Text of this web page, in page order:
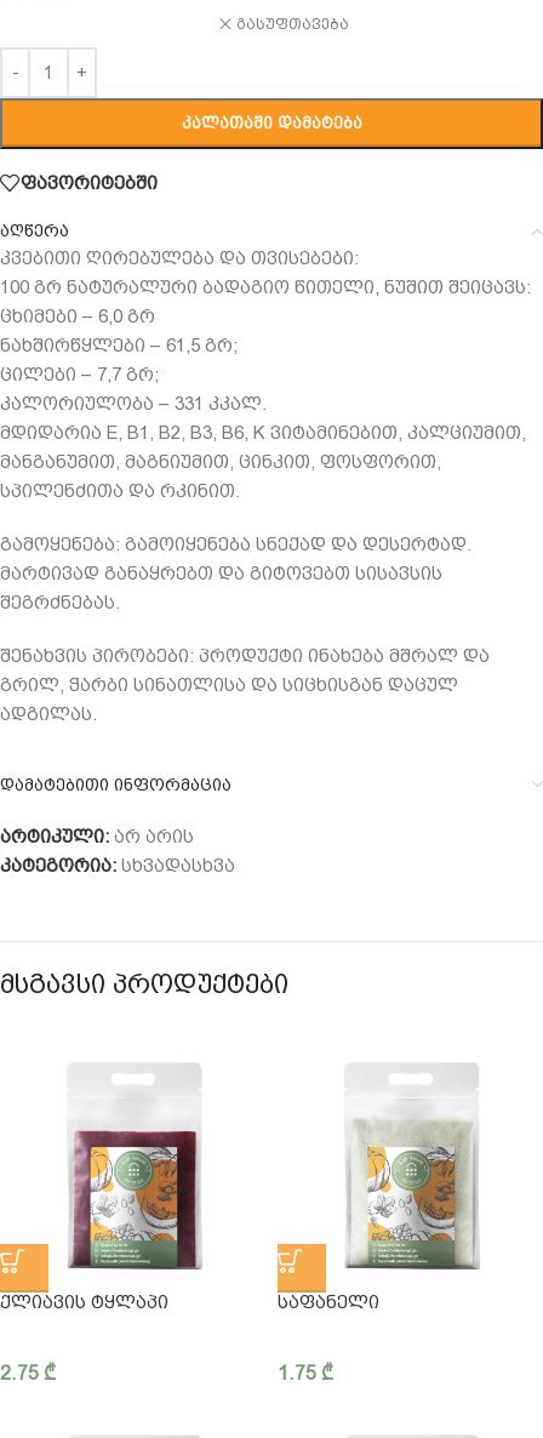
გასუფთავება
ᲙᲐᲚᲐᲗᲐᲨᲘ ᲓᲐᲛᲐᲢᲔᲑᲐ
ფავორიტებში
აღწერა
კვებითი ღირებულება და თვისებები:
100 გრ ნატურალური ბადაგიო წითელი, ნუშით შეიცავს:
ცხიმები – 6,0 გრ
ნახშირწყლები – 61,5 გრ;
ცილები – 7,7 გრ;
კალორიულობა – 331 კკალ.
მდიდარია E, B1, B2, B3, B6, K ვიტამინებით, კალციუმით,
მანგანუმით, მაგნიუმით, ცინკით, ფოსფორით,
სპილენძითა და რკინით.
გამოყენება: გამოიყენება სნექად და დესერტად.
მარტივად განაყრებთ და გიტოვებთ სისავსის
შეგრძნებას.
შენახვის პირობები: პროდუქტი ინახება მშრალ და
გრილ, ჭარბი სინათლისა და სიცხისგან დაცულ
ადგილას.
დამატებითი ინფორმაცია
არტიკული: არ არის
კატეგორია: სხვადასხვა
ᲛᲡᲒᲐᲕᲡᲘ ᲞᲠᲝᲓᲣᲥᲢᲔᲑᲘ
ᲥᲚᲘᲐᲕᲘᲡ ᲢᲧᲚᲐᲞᲘ
2.75 ₾
ᲡᲐᲤᲐᲜᲔᲚᲘ
1.75 ₾